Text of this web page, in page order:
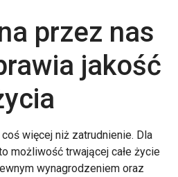
przez nas
jakość
więcej niż zatrudnienie. Dla
możliwość trwającej całe życie
wynagrodzeniem oraz